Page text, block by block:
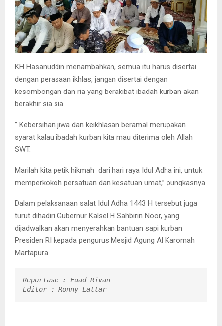
KH Hasanuddin menambahkan, semua itu harus disertai
dengan perasaan ikhlas, jangan disertai dengan
kesombongan dan ria yang berakibat ibadah kurban akan
berakhir sia sia.
” Kebersihan jiwa dan keikhlasan beramal merupakan
syarat kalau ibadah kurban kita mau diterima oleh Allah
SWT.
Marilah kita petik hikmah dari hari raya Idul Adha ini, untuk
memperkokoh persatuan dan kesatuan umat,” pungkasnya.
Dalam pelaksanaan salat Idul Adha 1443 H tersebut juga
turut dihadiri Gubernur Kalsel H Sahbirin Noor, yang
dijadwalkan akan menyerahkan bantuan sapi kurban
Presiden RI kepada pengurus Mesjid Agung Al Karomah
Martapura .
Reportase : Fuad Rivan
Editor : Ronny Lattar